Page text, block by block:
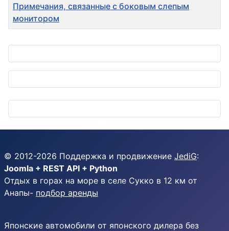
Примечания, связанные с боковым слепым
монитором
© 2012-2026 Поддержка и продвижение JediG:
Joomla + REST API + Python
Отдых в горах на море в селе Сукко в 12 км от
Анапы- подбор аренды
Японские автомобили от японского дилера без